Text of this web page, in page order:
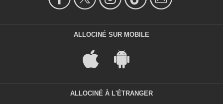
ALLOCINÉ SUR MOBILE
ALLOCINÉ À L'ÉTRANGER